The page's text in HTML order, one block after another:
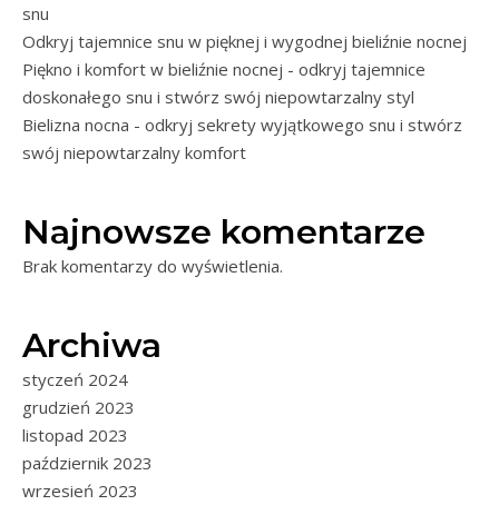
snu
Odkryj tajemnice snu w pięknej i wygodnej bieliźnie nocnej
Piękno i komfort w bieliźnie nocnej - odkryj tajemnice
doskonałego snu i stwórz swój niepowtarzalny styl
Bielizna nocna - odkryj sekrety wyjątkowego snu i stwórz
swój niepowtarzalny komfort
Najnowsze komentarze
Brak komentarzy do wyświetlenia.
Archiwa
styczeń 2024
grudzień 2023
listopad 2023
październik 2023
wrzesień 2023